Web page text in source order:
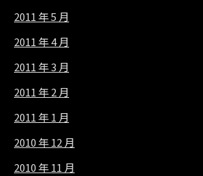
2011 年 5 月
2011 年 4 月
2011 年 3 月
2011 年 2 月
2011 年 1 月
2010 年 12 月
2010 年 11 月